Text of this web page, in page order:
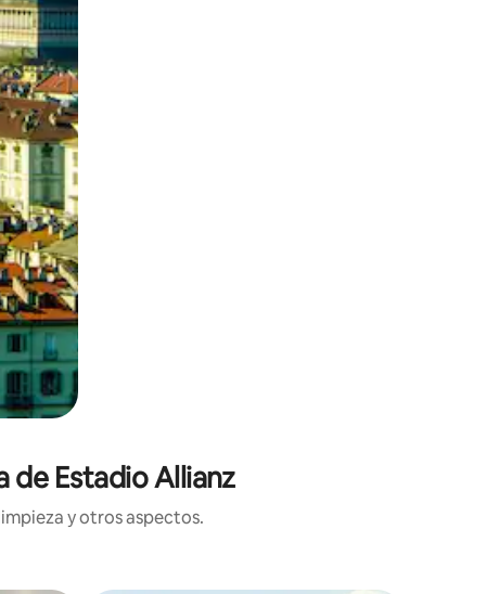
desliza el dedo.
de Estadio Allianz
y otros aspectos.